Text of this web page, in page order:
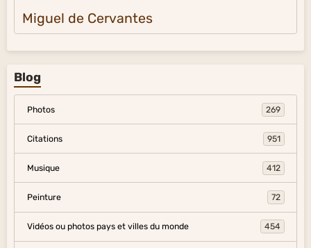
Miguel de Cervantes
Blog
Photos 269
Citations 951
Musique 412
Peinture 72
Vidéos ou photos pays et villes du monde 454